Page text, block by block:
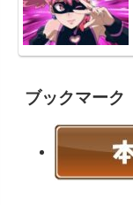
ブックマーク